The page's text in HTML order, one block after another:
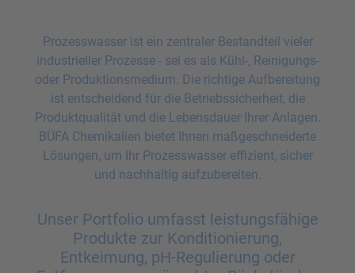
Prozesswasser ist ein zentraler Bestandteil vieler
industrieller Prozesse - sei es als Kühl-, Reinigungs-
oder Produktionsmedium. Die richtige Aufbereitung
ist entscheidend für die Betriebssicherheit, die
Produktqualität und die Lebensdauer Ihrer Anlagen.
BÜFA Chemikalien bietet Ihnen maßgeschneiderte
Lösungen, um Ihr Prozesswasser effizient, sicher
und nachhaltig aufzubereiten.
Unser Portfolio umfasst leistungsfähige
Produkte zur Konditionierung,
Entkeimung, pH-Regulierung oder